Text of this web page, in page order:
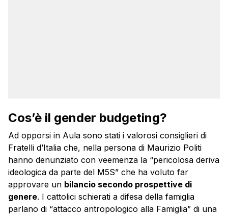
Cos’è il gender budgeting?
Ad opporsi in Aula sono stati i valorosi consiglieri di
Fratelli d’Italia che, nella persona di Maurizio Politi
hanno denunziato con veemenza la “pericolosa deriva
ideologica da parte del M5S” che ha voluto far
approvare un bilancio secondo prospettive di
genere. I cattolici schierati a difesa della famiglia
parlano di “attacco antropologico alla Famiglia” di una